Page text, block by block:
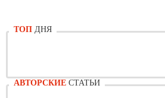
ТОП ДНЯ
АВТОРСКИЕ СТАТЬИ